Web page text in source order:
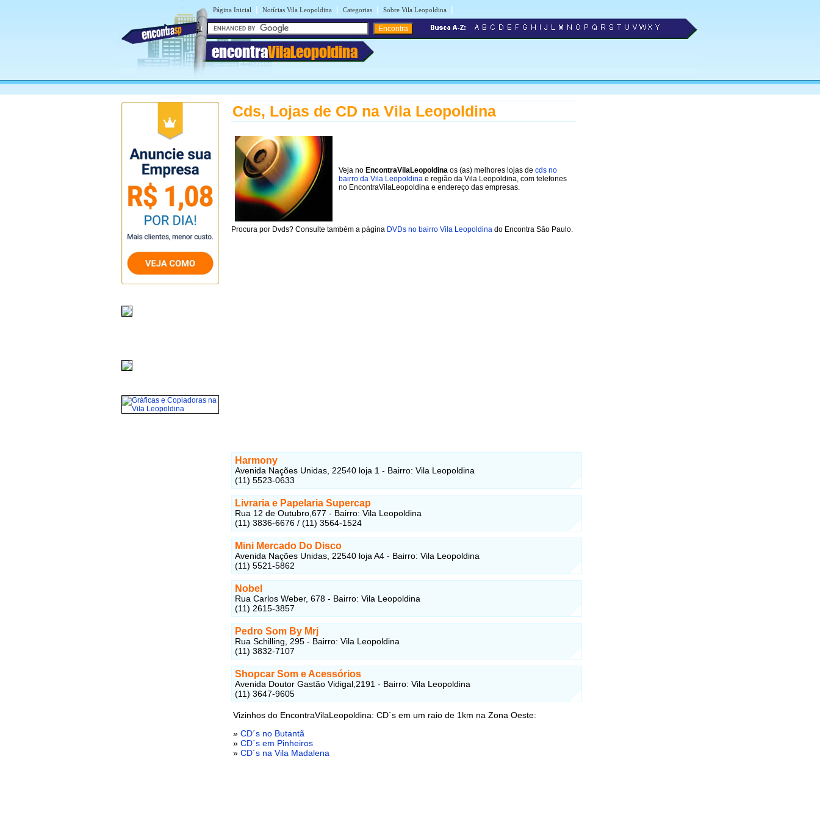
Página Inicial | Notícias Vila Leopoldina | Categorias | Sobre Vila Leopoldina |
encontraVilaLeopoldina
Cds, Lojas de CD na Vila Leopoldina
Veja no EncontraVilaLeopoldina os (as) melhores lojas de cds no
bairro da Vila Leopoldina e região da Vila Leopoldina, com telefones
no EncontraVilaLeopoldina e endereço das empresas.
Procura por Dvds? Consulte também a página DVDs no bairro Vila Leopoldina do Encontra São Paulo.
Harmony
Avenida Nações Unidas, 22540 loja 1 - Bairro: Vila Leopoldina
(11) 5523-0633
Livraria e Papelaria Supercap
Rua 12 de Outubro,677 - Bairro: Vila Leopoldina
(11) 3836-6676 / (11) 3564-1524
Mini Mercado Do Disco
Avenida Nações Unidas, 22540 loja A4 - Bairro: Vila Leopoldina
(11) 5521-5862
Nobel
Rua Carlos Weber, 678 - Bairro: Vila Leopoldina
(11) 2615-3857
Pedro Som By Mrj
Rua Schilling, 295 - Bairro: Vila Leopoldina
(11) 3832-7107
Shopcar Som e Acessórios
Avenida Doutor Gastão Vidigal,2191 - Bairro: Vila Leopoldina
(11) 3647-9605
Vizinhos do EncontraVilaLeopoldina: CD´s em um raio de 1km na Zona Oeste:
» CD´s no Butantã
» CD´s em Pinheiros
» CD´s na Vila Madalena